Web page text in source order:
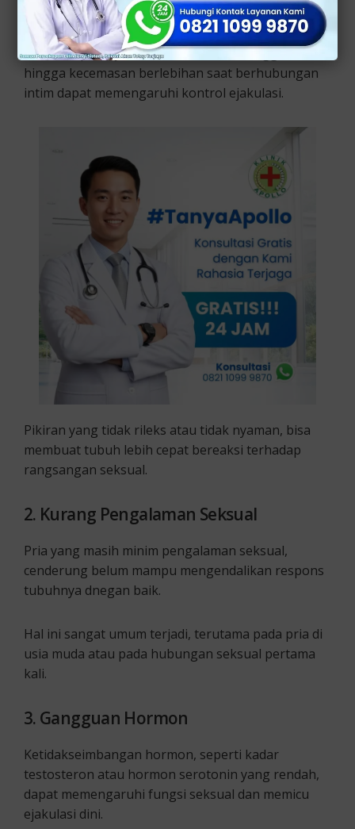
1. Stres dan Kecemasan
Tekanan pekerjaan, masalah rumah tangga,
hingga kecemasan berlebihan saat berhubungan
intim dapat memengaruhi kontrol ejakulasi.
Pikiran yang tidak rileks atau tidak nyaman, bisa
membuat tubuh lebih cepat bereaksi terhadap
rangsangan seksual.
2. Kurang Pengalaman Seksual
Pria yang masih minim pengalaman seksual,
cenderung belum mampu mengendalikan respons
tubuhnya dnegan baik.
Hal ini sangat umum terjadi, terutama pada pria di
usia muda atau pada hubungan seksual pertama
kali.
3. Gangguan Hormon
Ketidakseimbangan hormon, seperti kadar
testosteron atau hormon serotonin yang rendah,
dapat memengaruhi fungsi seksual dan memicu
ejakulasi dini.